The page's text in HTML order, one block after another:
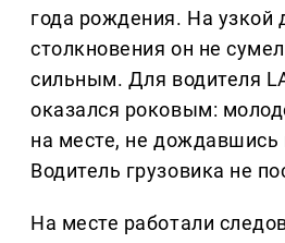
года рождения. На узкой
столкновения он не
сильным. Для водителя
оказался роковым:
на месте, не дождавшись
Водитель грузовика не
На месте работали